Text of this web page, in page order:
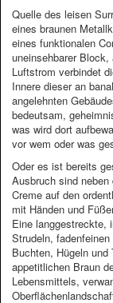
Quelle des leisen
eines braunen
eines funktionalen
uneinsehbarer
Luftstrom verbindet
Innere dieser an
angelehnten
bedeutsam,
was wird dort
vor wem oder was
Oder es ist bereits
Ausbruch sind
Creme auf den
mit Händen und
Eine langgestreckte,
Strudeln,
Buchten, Hügeln und
appetitlichen Braun
Lebensmittels,